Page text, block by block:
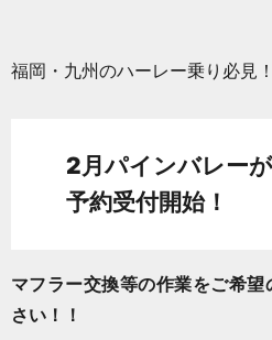
福岡・九州のハーレー乗り必見！
2月パインバレー
予約受付開始！
マフラー交換等の作業をご希
さい！！